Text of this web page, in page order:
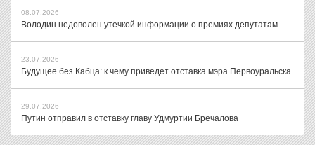
08.07.2026
Володин недоволен утечкой информации о премиях депутатам
23.07.2026
Будущее без Кабца: к чему приведет отставка мэра Первоуральска
29.07.2026
Путин отправил в отставку главу Удмуртии Бречалова